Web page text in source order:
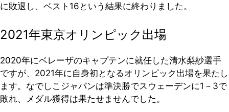
に敗退し、ベスト16という結果に終わりました。
2021年東京オリンピック出場
2020年にベレーザのキャプテンに就任した清水梨紗選手
ですが、2021年に自身初となるオリンピック出場を果たし
ます。なでしこジャパンは準決勝でスウェーデンに1－3で
敗れ、メダル獲得は果たせませんでした。